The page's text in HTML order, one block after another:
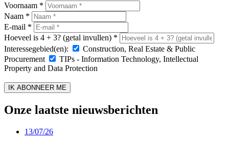
Voornaam *
Naam *
E-mail *
Hoeveel is 4 + 3? (getal invullen) *
Interessegebied(en):
Construction, Real Estate & Public
Procurement
TIPs - Information Technology, Intellectual
Property and Data Protection
Onze laatste nieuwsberichten
13/07/26